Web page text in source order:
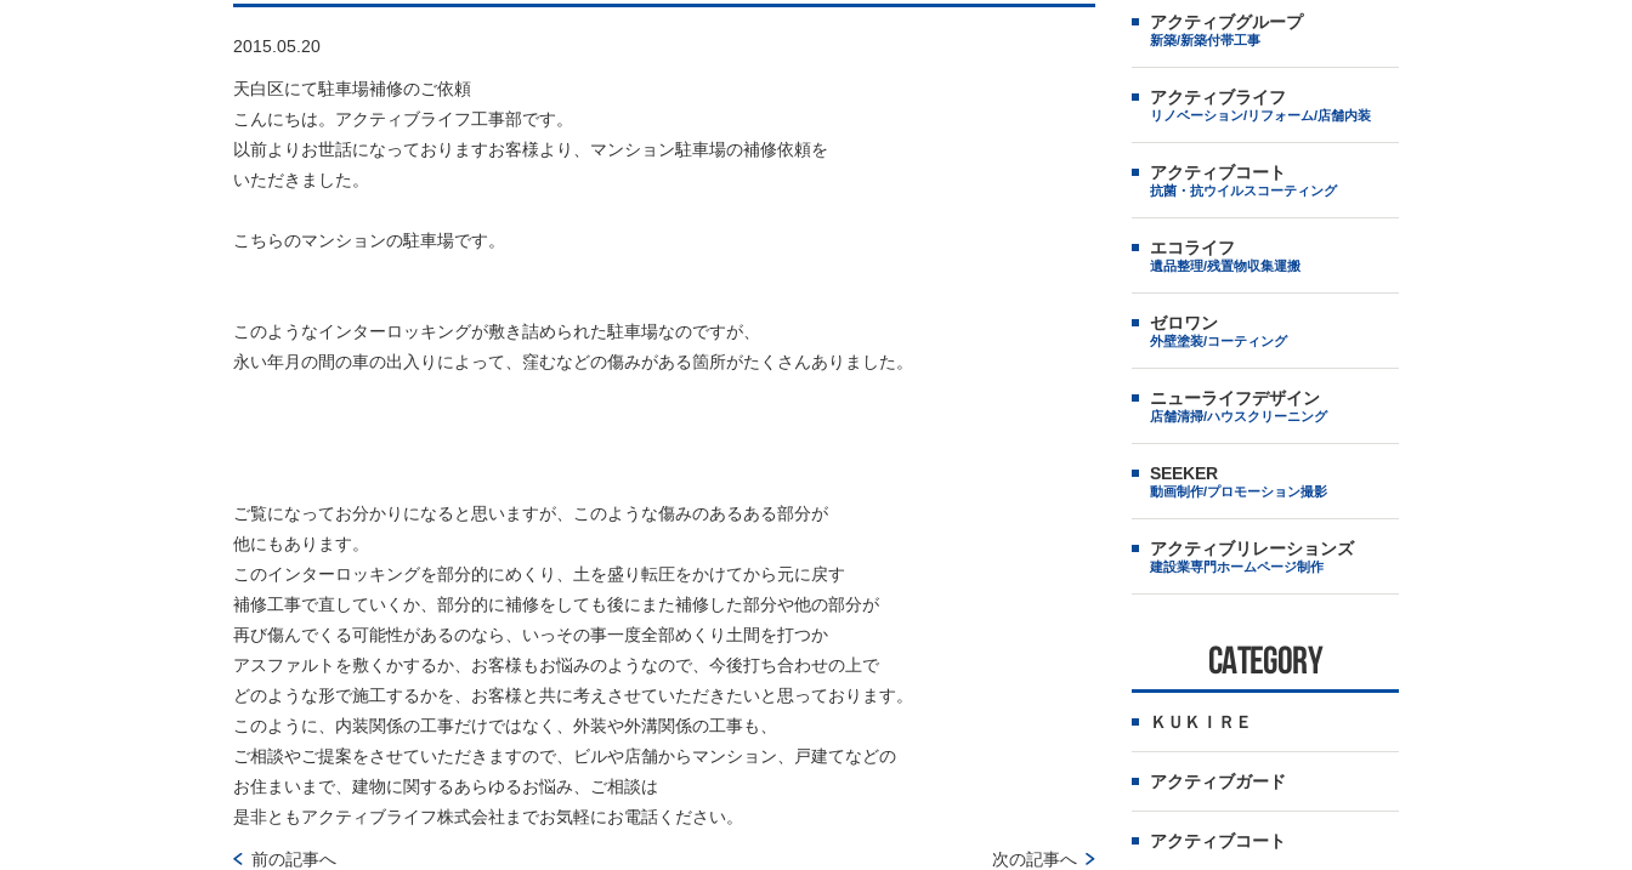
2015.05.20
天白区にて駐車場補修のご依頼
こんにちは。アクティブライフ工事部です。
以前よりお世話になっておりますお客様より、マンション駐車場の補修依頼を
いただきました。
こちらのマンションの駐車場です。
このようなインターロッキングが敷き詰められた駐車場なのですが、
永い年月の間の車の出入りによって、窪むなどの傷みがある箇所がたくさんありました。
ご覧になってお分かりになると思いますが、このような傷みのあるある部分が
他にもあります。
このインターロッキングを部分的にめくり、土を盛り転圧をかけてから元に戻す
補修工事で直していくか、部分的に補修をしても後にまた補修した部分や他の部分が
再び傷んでくる可能性があるのなら、いっその事一度全部めくり土間を打つか
アスファルトを敷くかするか、お客様もお悩みのようなので、今後打ち合わせの上で
どのような形で施工するかを、お客様と共に考えさせていただきたいと思っております。
このように、内装関係の工事だけではなく、外装や外溝関係の工事も、
ご相談やご提案をさせていただきますので、ビルや店舗からマンション、戸建てなどの
お住まいまで、建物に関するあらゆるお悩み、ご相談は
是非ともアクティブライフ株式会社までお気軽にお電話ください。
前の記事へ 次の記事へ
アクティブグループ
新築/新築付帯工事
アクティブライフ
リノベーション/リフォーム/店舗内装
アクティブコート
抗菌・抗ウイルスコーティング
エコライフ
遺品整理/残置物収集運搬
ゼロワン
外壁塗装/コーティング
ニューライフデザイン
店舗清掃/ハウスクリーニング
SEEKER
動画制作/プロモーション撮影
アクティブリレーションズ
建設業専門ホームページ制作
CATEGORY
ＫＵＫＩＲＥ
アクティブガード
アクティブコート